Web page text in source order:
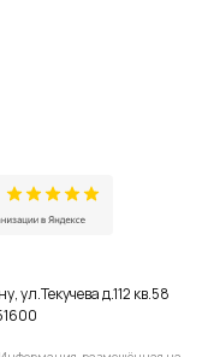
ул.Текучева д.112 кв.58